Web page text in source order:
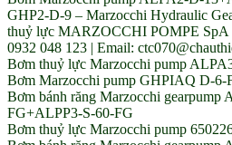
GHP2-D-9 – Marzocchi Hydraulic
thuỷ lực MARZOCCHI POMPE SpA
0932 048 123 | Email:
Bơm thuỷ lực Marzocchi pump
Bơm Marzocchi pump GHPIAQ D-6-
Bơm bánh răng Marzocchi gearpump
FG+ALPP3-S-60-FG
Bơm thuỷ lực Marzocchi pump